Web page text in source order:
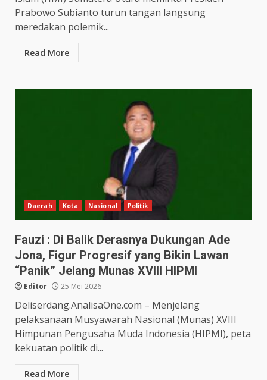
Prabowo Subianto turun tangan langsung
meredakan polemik...
Read More
Daerah Kota Nasional Politik
Fauzi : Di Balik Derasnya Dukungan Ade
Jona, Figur Progresif yang Bikin Lawan
“Panik” Jelang Munas XVIII HIPMI
Editor 25 Mei 2026
Deliserdang.AnalisaOne.com – Menjelang
pelaksanaan Musyawarah Nasional (Munas) XVIII
Himpunan Pengusaha Muda Indonesia (HIPMI), peta
kekuatan politik di...
Read More